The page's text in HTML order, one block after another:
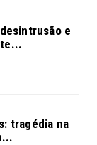
e
tragédia na